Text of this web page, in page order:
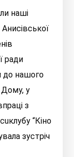
наші
Анисівської
ради
до нашого
Дому, у
з
“Кіно
зустріч